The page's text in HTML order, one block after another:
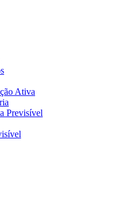
Ativa
Previsível